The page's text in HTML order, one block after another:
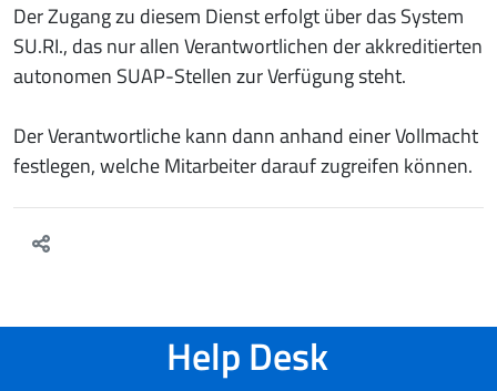
Der Zugang zu diesem Dienst erfolgt über das System
SU.RI., das nur allen Verantwortlichen der akkreditierten
autonomen SUAP-Stellen zur Verfügung steht.
Der Verantwortliche kann dann anhand einer Vollmacht
festlegen, welche Mitarbeiter darauf zugreifen können.
Help Desk